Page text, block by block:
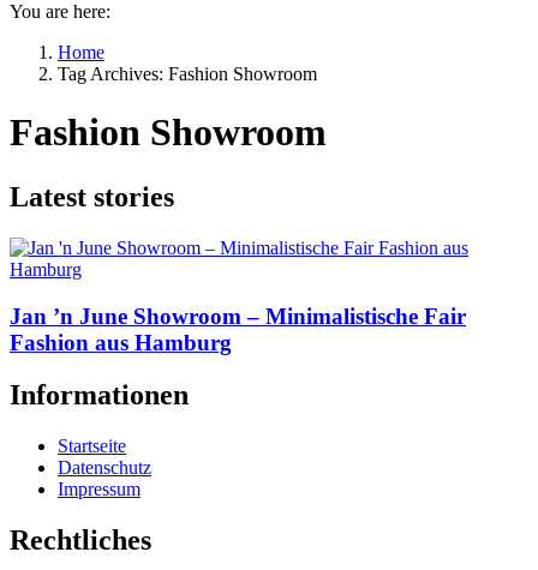
You are here:
Home
Tag Archives: Fashion Showroom
Fashion Showroom
Latest stories
Jan ’n June Showroom – Minimalistische Fair
Fashion aus Hamburg
Informationen
Startseite
Datenschutz
Impressum
Rechtliches